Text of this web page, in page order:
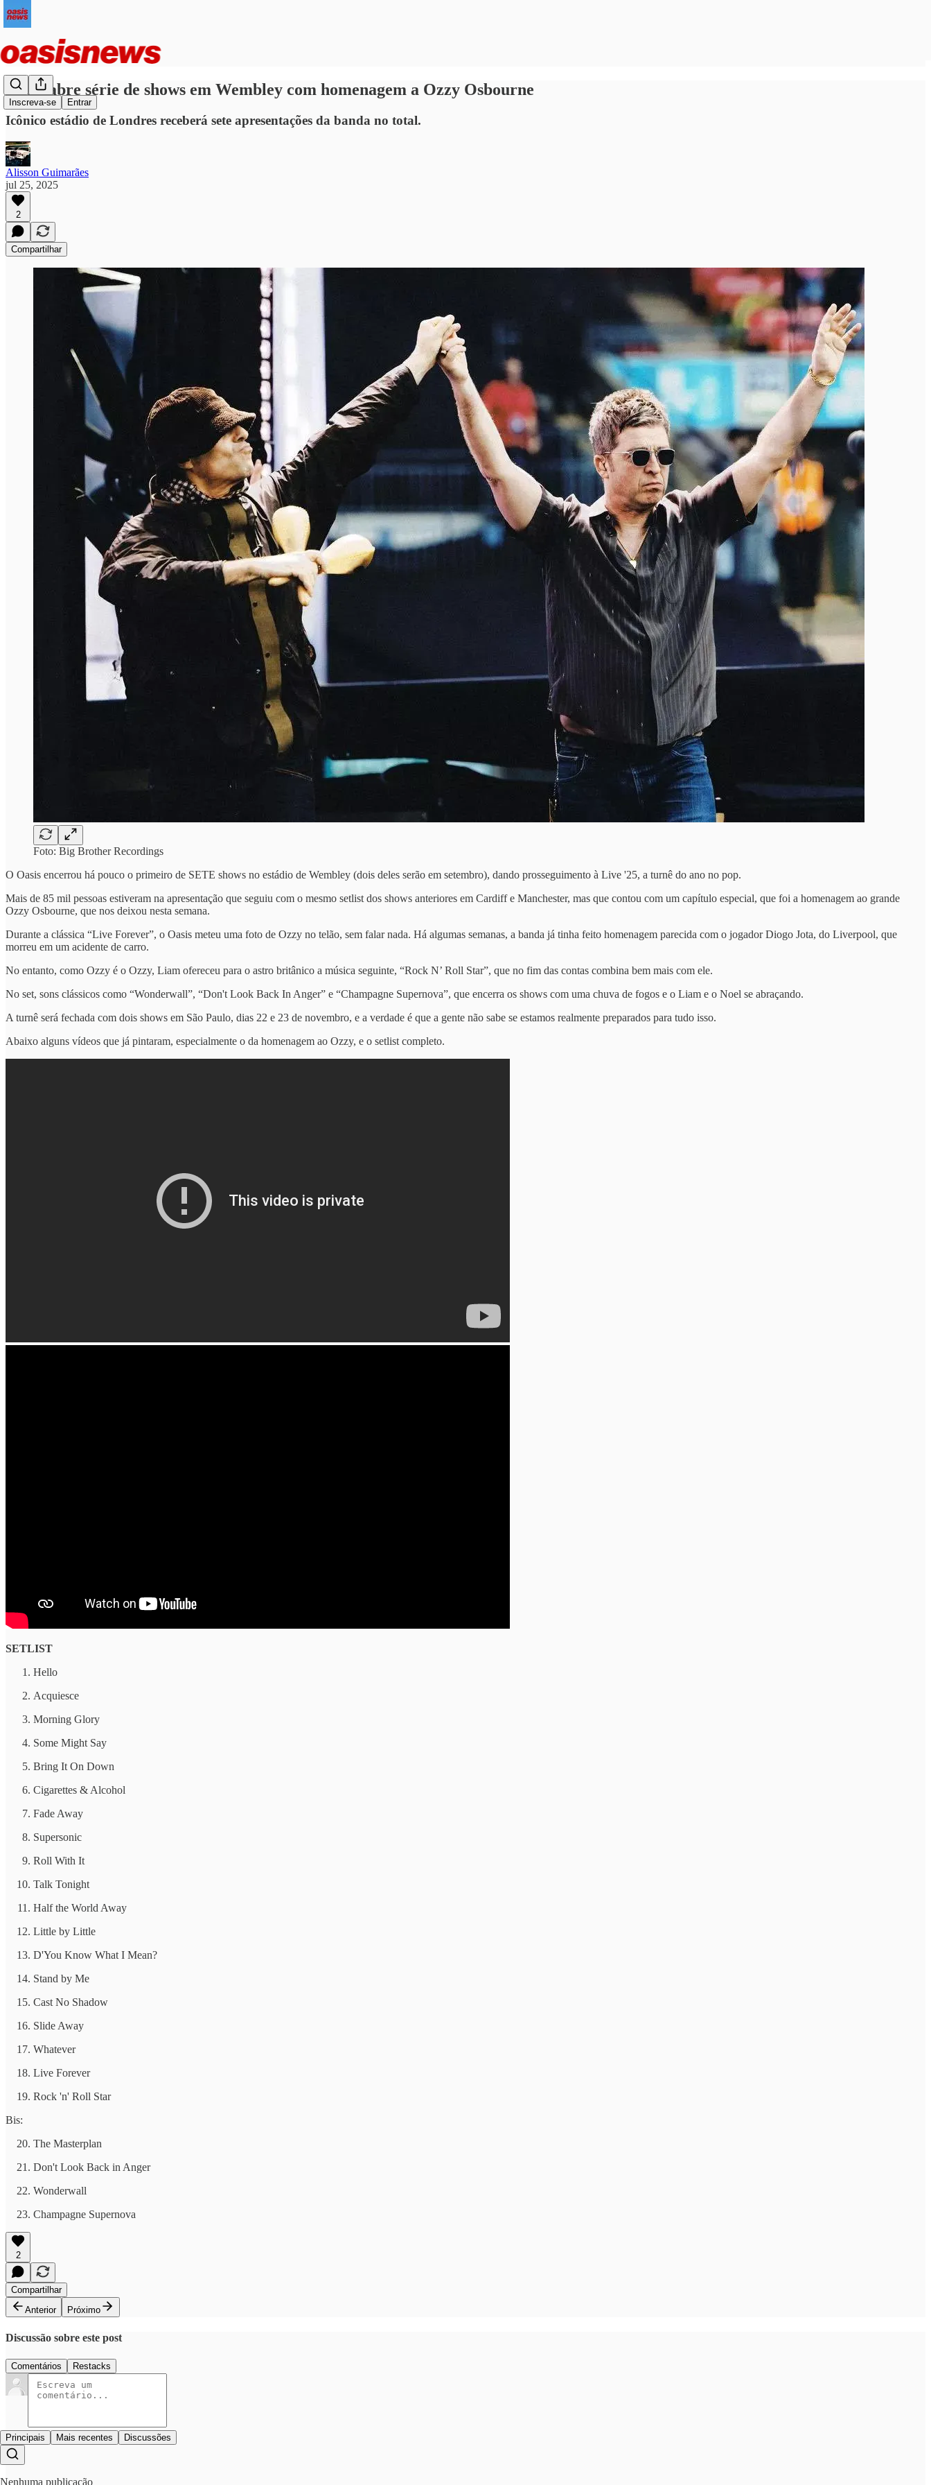
Inscreva-se Entrar
Oasis abre série de shows em Wembley com homenagem a Ozzy Osbourne
Icônico estádio de Londres receberá sete apresentações da banda no total.
Alisson Guimarães
jul 25, 2025
2
Compartilhar
Foto: Big Brother Recordings
O Oasis encerrou há pouco o primeiro de SETE shows no estádio de Wembley (dois deles serão em setembro), dando prosseguimento à Live '25, a turnê do ano no pop.
Mais de 85 mil pessoas estiveram na apresentação que seguiu com o mesmo setlist dos shows anteriores em Cardiff e Manchester, mas que contou com um capítulo especial, que foi a homenagem ao grande
Ozzy Osbourne, que nos deixou nesta semana.
Durante a clássica “Live Forever”, o Oasis meteu uma foto de Ozzy no telão, sem falar nada. Há algumas semanas, a banda já tinha feito homenagem parecida com o jogador Diogo Jota, do Liverpool, que
morreu em um acidente de carro.
No entanto, como Ozzy é o Ozzy, Liam ofereceu para o astro britânico a música seguinte, “Rock N’ Roll Star”, que no fim das contas combina bem mais com ele.
No set, sons clássicos como “Wonderwall”, “Don't Look Back In Anger” e “Champagne Supernova”, que encerra os shows com uma chuva de fogos e o Liam e o Noel se abraçando.
A turnê será fechada com dois shows em São Paulo, dias 22 e 23 de novembro, e a verdade é que a gente não sabe se estamos realmente preparados para tudo isso.
Abaixo alguns vídeos que já pintaram, especialmente o da homenagem ao Ozzy, e o setlist completo.
SETLIST
Hello
Acquiesce
Morning Glory
Some Might Say
Bring It On Down
Cigarettes & Alcohol
Fade Away
Supersonic
Roll With It
Talk Tonight
Half the World Away
Little by Little
D'You Know What I Mean?
Stand by Me
Cast No Shadow
Slide Away
Whatever
Live Forever
Rock 'n' Roll Star
Bis:
The Masterplan
Don't Look Back in Anger
Wonderwall
Champagne Supernova
2
Compartilhar
Anterior
Próximo
Discussão sobre este post
Comentários Restacks
Principais Mais recentes Discussões
Nenhuma publicação